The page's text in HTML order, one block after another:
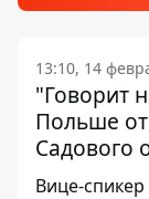
13:10, 14
"Говорит
Польше
Садового
Вице-